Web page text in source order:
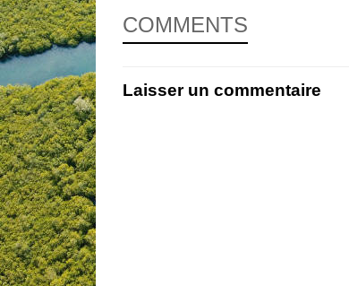
COMMENTS
Laisser un commentaire